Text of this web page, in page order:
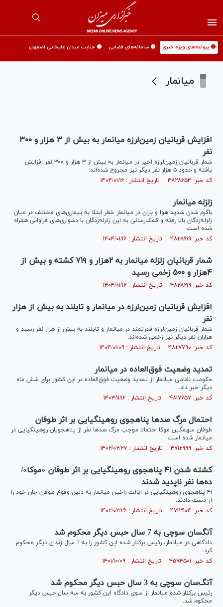
🟡 پرونده‌های ویژه خبری 🟡 سامانه‌های قضایی 🟡 جنایت میدان علیخانی اصفهان
میانمار
افزایش قربانیان زمین‌لرزه میانمار به بیش از ۳ هزار و ۳۰۰
نفر
شمار قربانیان زمین‌لرزه اخیر در میانمار به بیش از ۳ هزار و ۳۰۰ نفر افزایش
یافته و حدود ۵ هزار نفر دیگر نیز مجروح شده‌اند.
کد خبر: ۴۸۲۸۶۵۴ تاریخ انتشار : ۱۴۰۴/۰۱/۱۶
زلزله میانمار
باگرم شدن شدید هوا و باران در میانمار خطر ابتلا به بیماری‌های مختلف در میان
زلزله‌زدگان بالا رفته و کمک‌رسانی به این زلزله‌زدگان با دشواری‌های فراوانی همراه
شده است.
کد خبر: ۴۸۲۸۶۱۹ تاریخ انتشار : ۱۴۰۴/۰۱/۱۶
شمار قربانیان زلزله میانمار به ۲هزار و ۷۱۹ کشته و بیش از
۴هزار و ۵۰۰ زخمی رسید
کد خبر: ۴۸۲۸۲۱۹ تاریخ انتشار : ۱۴۰۴/۰۱/۱۲
افزایش قربانیان زمین‌لرزه در میانمار و تایلند به بیش از هزار
نفر
شمار قربانیان زمین‌لرزه قدرتمند در میانمار و تایلند به بیش از هزار نفر رسید و
هزاران نفر دیگر نیز زخمی شده‌اند.
کد خبر: ۴۸۲۷۷۹۰ تاریخ انتشار : ۱۴۰۴/۰۱/۰۹
تمدید وضعیت فوق‌العاده در میانمار
حکومت نظامی میانمار از تمدید وضعیت فوق‌العاده در این کشور برای شش ماه
دیگر خبر داد.
کد خبر: ۴۸۱۷۶۵۷ تاریخ انتشار : ۱۴۰۳/۱۱/۱۲
احتمال مرگ صدها پناهجوی روهینگیایی بر اثر طوفان
طوفان سهمگین موکا احتمالا موجب مرگ صدها نفر از پناهجویان روهینگیایی در
میانمار شده است.
کد خبر: ۴۷۱۲۹۹۹ تاریخ انتشار : ۱۴۰۲/۰۲/۲۷
کشته شدن ۴۱ پناهجوی روهینگیایی بر اثر طوفان «موکا»/
ده‌ها نفر ناپدید شدند
۴۱ پناهجوی روهینگیایی در ایالت راخین میانمار به دلیل وقوع طوفان جان خود را
از دست دادند.
کد خبر: ۴۷۱۲۹۰۴ تاریخ انتشار : ۱۴۰۲/۰۲/۲۶
آنگ‎سان سوچی به 7 سال حبس دیگر محکوم شد
دادگاهی در میانمار، رئیس برکنار شده این کشور را به 7 سال زندان دیگر محکوم
کرد.
کد خبر: ۴۵۷۳۵۰۱ تاریخ انتشار : ۱۴۰۱/۱۰/۰۹
آنگ‌سان سوچی به 3 سال حبس دیگر محکوم شد
رئیس برکنار شده میانمار از سوی دادگاه این کشور به سه سال حبس دیگر
محکوم شد.